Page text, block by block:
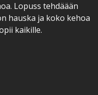
Lopuss tehdäään
hauska ja koko kehoa
kaikille.